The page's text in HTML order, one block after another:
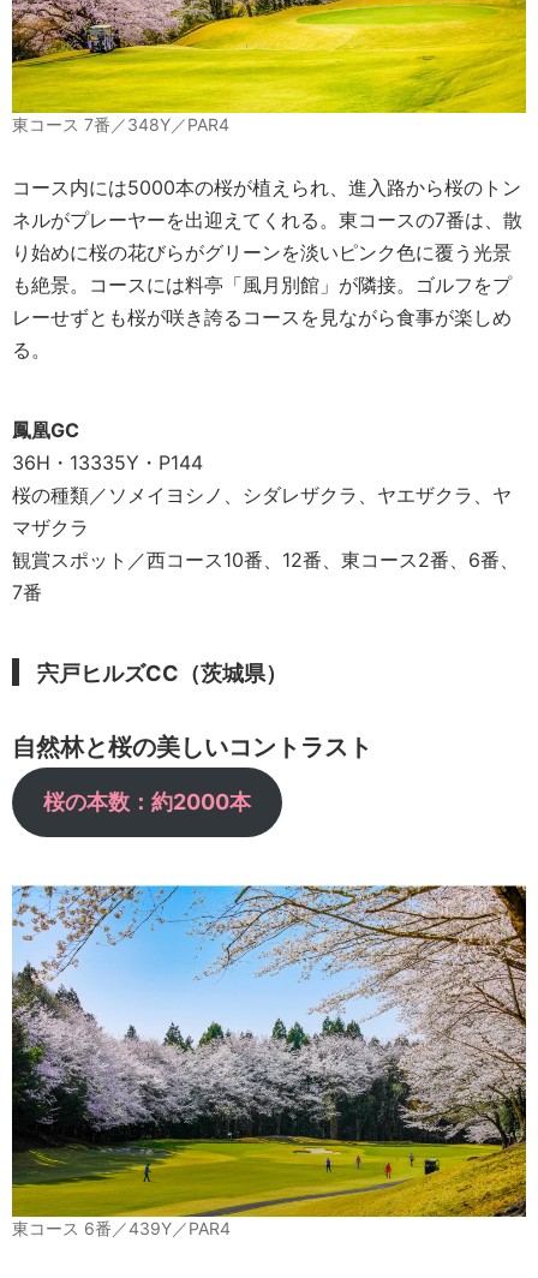
東コース 7番／348Y／PAR4
コース内には5000本の桜が植えられ、進入路から桜のトン
ネルがプレーヤーを出迎えてくれる。東コースの7番は、散
り始めに桜の花びらがグリーンを淡いピンク色に覆う光景
も絶景。コースには料亭「風月別館」が隣接。ゴルフをプ
レーせずとも桜が咲き誇るコースを見ながら食事が楽しめ
る。
鳳凰GC
36H・13335Y・P144
桜の種類／ソメイヨシノ、シダレザクラ、ヤエザクラ、ヤ
マザクラ
観賞スポット／西コース10番、12番、東コース2番、6番、
7番
宍戸ヒルズCC（茨城県）
自然林と桜の美しいコントラスト
桜の本数：約2000本
東コース 6番／439Y／PAR4